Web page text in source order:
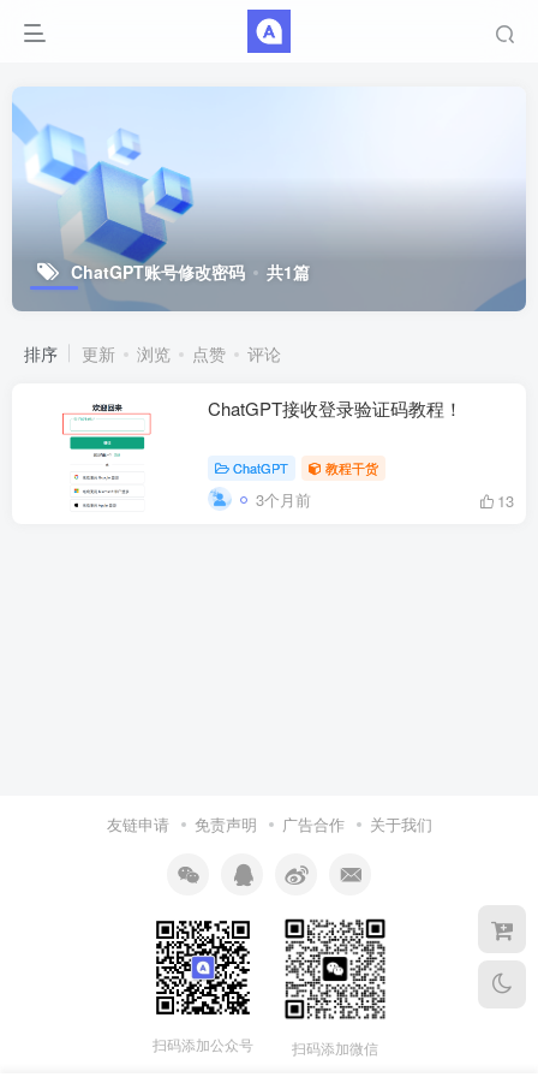
ChatGPT账号修改密码 共1篇
排序 更新 浏览 点赞 评论
ChatGPT接收登录验证码教程！
ChatGPT 教程干货
3个月前 13
友链申请 免责声明 广告合作 关于我们
扫码添加公众号 扫码添加微信